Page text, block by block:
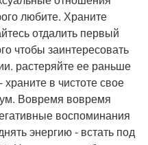
любите. Храните
отдалить первый
чтобы заинтересовать
растеряйте ее раньше
в чистоте свое
Вовремя вовремя
воспоминания
энергию - встать под